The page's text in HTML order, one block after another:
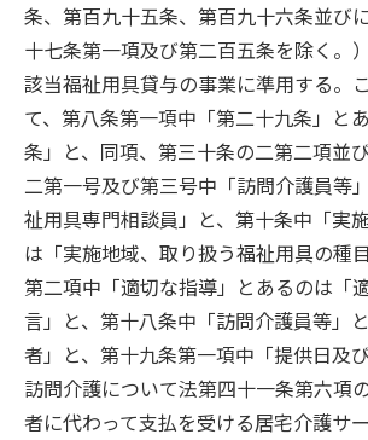
条、第百九十五条、第百九十六条並び
十七条第一項及び第二百五条を除く。
該当福祉用具貸与の事業に準用する。
て、第八条第一項中「第二十九条」と
条」と、同項、第三十条の二第二項並
二第一号及び第三号中「訪問介護員等
祉用具専門相談員」と、第十条中「実
は「実施地域、取り扱う福祉用具の種
第二項中「適切な指導」とあるのは「
言」と、第十八条中「訪問介護員等」
者」と、第十九条第一項中「提供日及
訪問介護について法第四十一条第六項
者に代わって支払を受ける居宅介護サ